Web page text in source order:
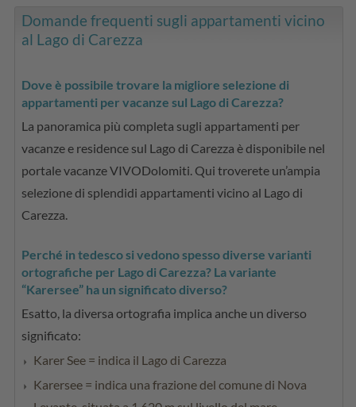
Domande frequenti sugli appartamenti vicino
al Lago di Carezza
Dove è possibile trovare la migliore selezione di
appartamenti per vacanze sul Lago di Carezza?
La panoramica più completa sugli appartamenti per
vacanze e residence sul Lago di Carezza è disponibile nel
portale vacanze VIVODolomiti. Qui troverete un’ampia
selezione di splendidi appartamenti vicino al Lago di
Carezza.
Perché in tedesco si vedono spesso diverse varianti
ortografiche per Lago di Carezza? La variante
“Karersee” ha un significato diverso?
Esatto, la diversa ortografia implica anche un diverso
significato:
Karer See = indica il Lago di Carezza
Karersee = indica una frazione del comune di Nova